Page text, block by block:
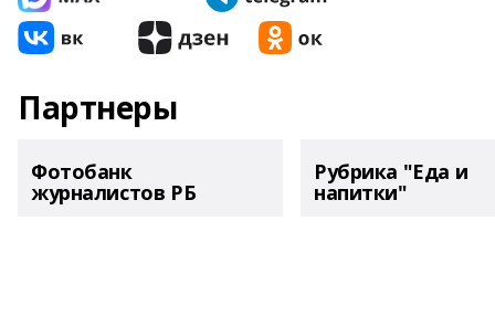
Партнеры
Фотобанк
журналистов РБ
Рубрика "Еда и
напитки"